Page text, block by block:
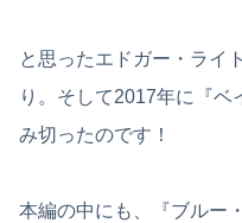
と思ったエドガー・ライ
り。そして2017年に『ベ
み切ったのです！
本編の中にも、『ブルー